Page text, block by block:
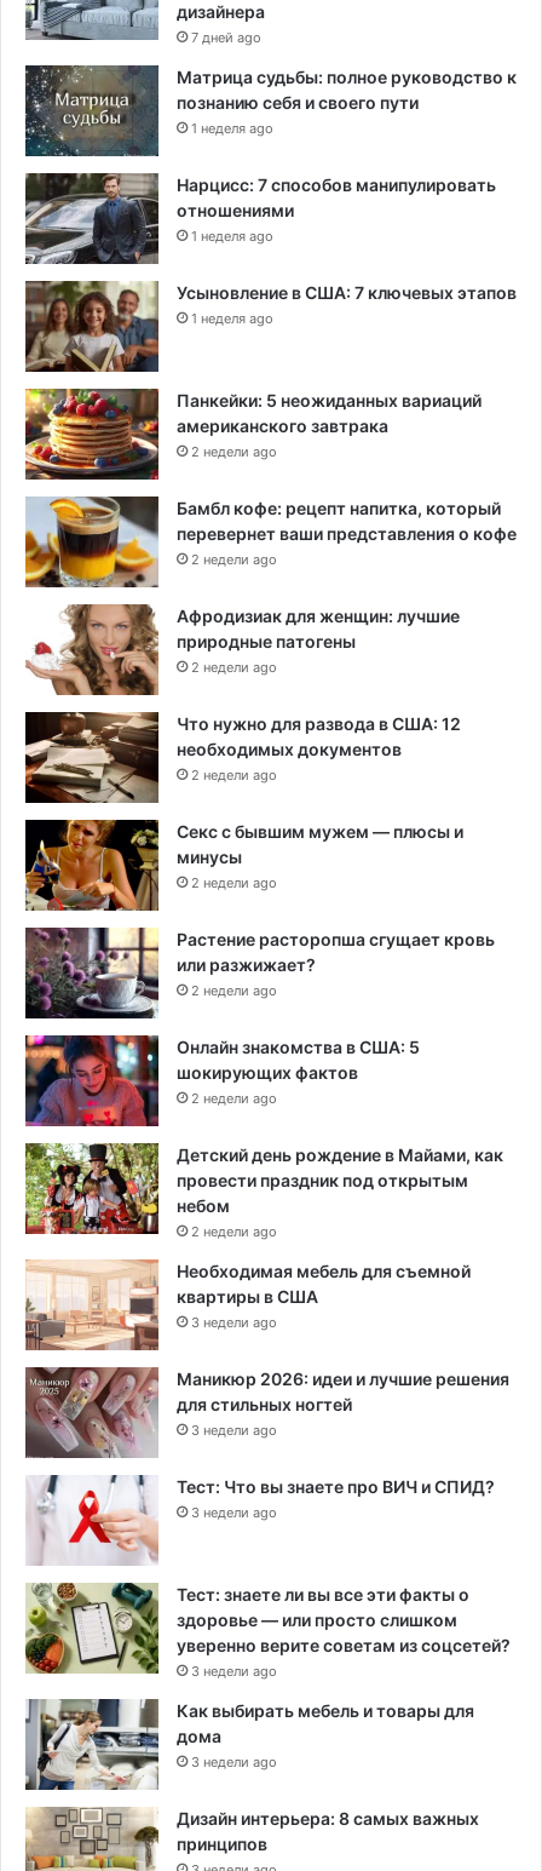
дизайнера
7 дней ago
Матрица судьбы: полное руководство к
познанию себя и своего пути
1 неделя ago
Нарцисс: 7 способов манипулировать
отношениями
1 неделя ago
Усыновление в США: 7 ключевых этапов
1 неделя ago
Панкейки: 5 неожиданных вариаций
американского завтрака
2 недели ago
Бамбл кофе: рецепт напитка, который
перевернет ваши представления о кофе
2 недели ago
Афродизиак для женщин: лучшие
природные патогены
2 недели ago
Что нужно для развода в США: 12
необходимых документов
2 недели ago
Секс с бывшим мужем — плюсы и
минусы
2 недели ago
Растение расторопша сгущает кровь
или разжижает?
2 недели ago
Онлайн знакомства в США: 5
шокирующих фактов
2 недели ago
Детский день рождение в Майами, как
провести праздник под открытым
небом
2 недели ago
Необходимая мебель для съемной
квартиры в США
3 недели ago
Маникюр 2026: идеи и лучшие решения
для стильных ногтей
3 недели ago
Тест: Что вы знаете про ВИЧ и СПИД?
3 недели ago
Тест: знаете ли вы все эти факты о
здоровье — или просто слишком
уверенно верите советам из соцсетей?
3 недели ago
Как выбирать мебель и товары для
дома
3 недели ago
Дизайн интерьера: 8 самых важных
принципов